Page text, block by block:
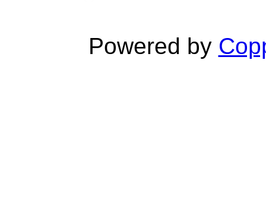
Powered by